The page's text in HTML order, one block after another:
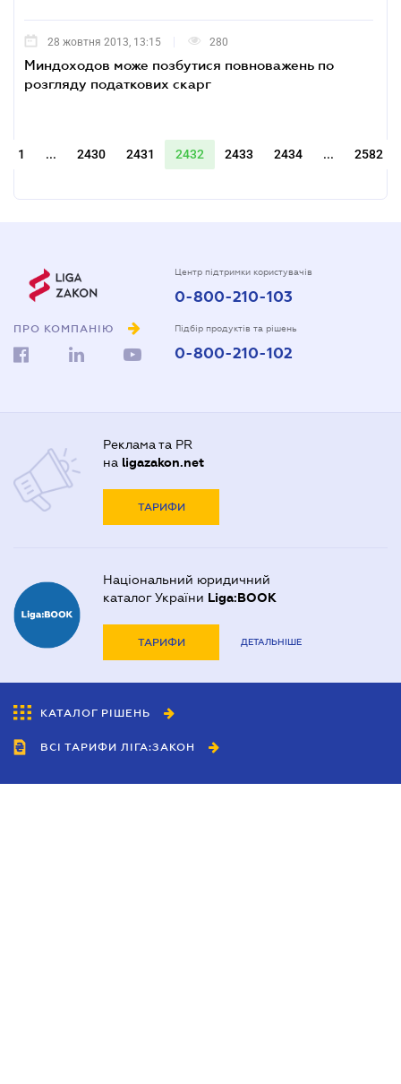
28 жовтня 2013, 13:15 280
Миндоходов може позбутися повноважень по
розгляду податкових скарг
1 ... 2430 2431 2432 2433 2434 ... 2582
ПРО КОМПАНІЮ
Центр підтримки користувачів
0-800-210-103
Підбір продуктів та рішень
0-800-210-102
Реклама та PR
на ligazakon.net
ТАРИФИ
Національний юридичний
каталог України Liga:BOOK
ТАРИФИ ДЕТАЛЬНІШЕ
КАТАЛОГ РІШЕНЬ
ВСІ ТАРИФИ ЛІГА:ЗАКОН